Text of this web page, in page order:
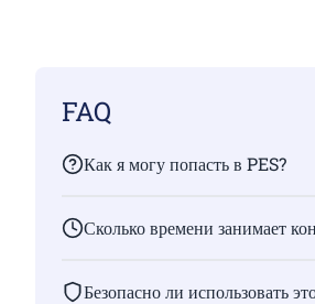
FAQ
Как я могу попасть в PES?
Сколько времени занимает
Безопасно ли использовать